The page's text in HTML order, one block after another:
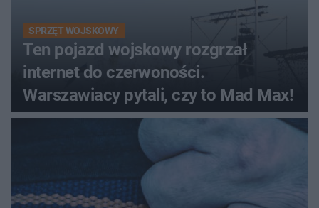
SPRZĘT WOJSKOWY
Ten pojazd wojskowy rozgrzał
internet do czerwoności.
Warszawiacy pytali, czy to Mad Max!